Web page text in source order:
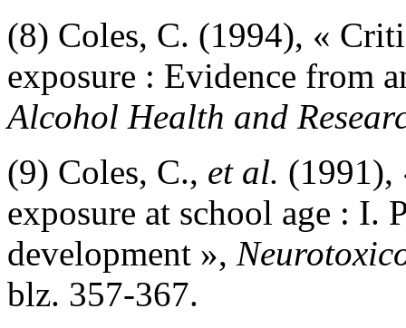
(8) Coles, C. (1994), «
exposure : Evidence from
Alcohol Health and
(9) Coles, C., et al. (1991),
exposure at school age : I.
development »,
blz. 357-367.